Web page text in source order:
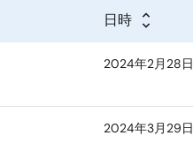
日時
2024年2月28日
2024年3月29日